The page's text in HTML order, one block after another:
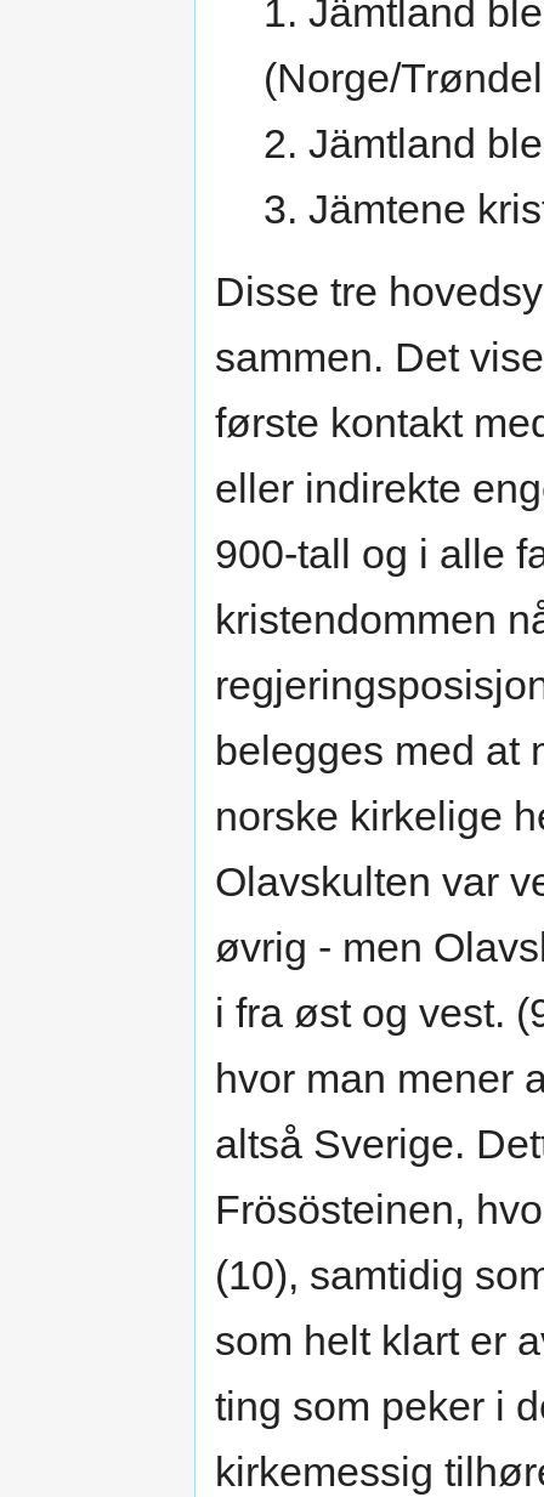
1. Jämtland
(Norge/
2. Jämtland
3. Jämtene
Disse tre
sammen. Det
første kontakt
eller indirekte
900-tall og i alle
kristendommen
belegges med at
norske kirkelige
Olavskulten var
øvrig - men
i fra øst og vest.
hvor man mener
altså Sverige.
Frösösteinen,
(10), samtidig
som helt klart er
ting som peker i
kirkemessig